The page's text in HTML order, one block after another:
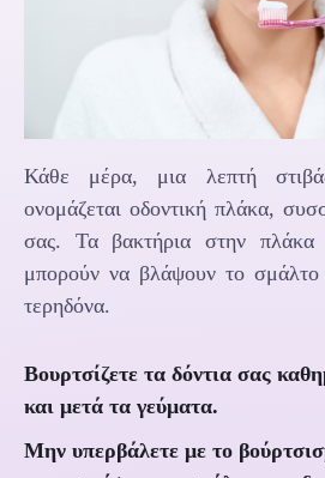
Κάθε μέρα, μια λεπτή
ονομάζεται οδοντική πλάκα,
σας. Τα βακτήρια στην πλάκα
μπορούν να βλάψουν το
τερηδόνα.
Βουρτσίζετε τα δόντια σας
και μετά τα γεύματα.
Μην υπερβάλετε με το